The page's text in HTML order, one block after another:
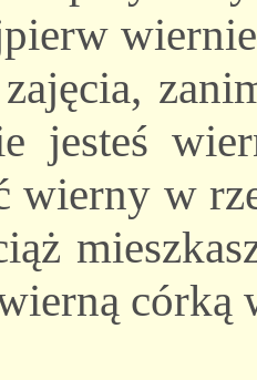
jesteś
wierny w
córką